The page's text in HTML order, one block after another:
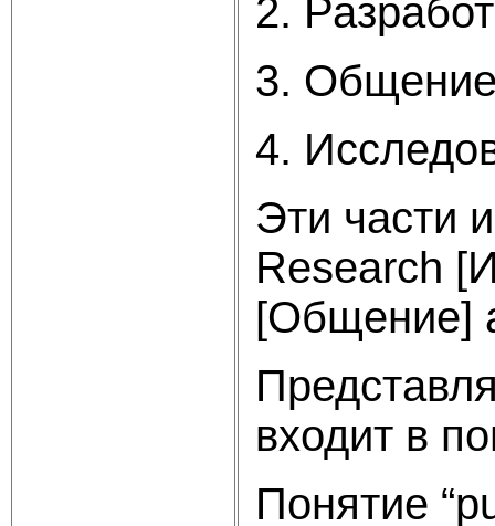
2.
3.
4.
Эти части
Research
[Общение]
входит в
Понятие